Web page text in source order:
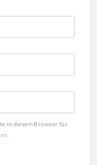
in diesem Browser für